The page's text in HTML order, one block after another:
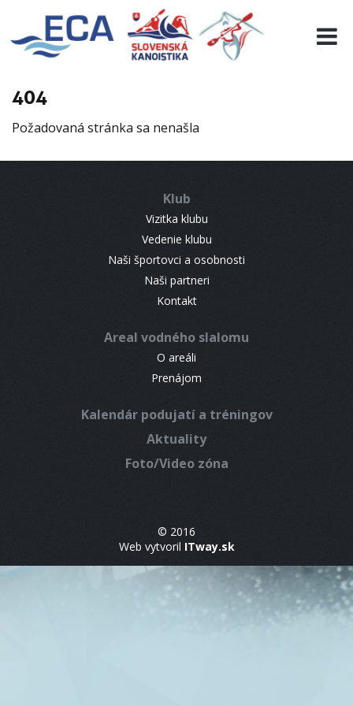
404
Požadovaná stránka sa nenašla
Klub
Vizitka klubu
Vedenie klubu
Naši športovci a osobnosti
Naši partneri
Kontakt
Areal vodného slalomu
O areáli
Prenájom
Kalendár podujatí a tréningov
Aktuality
Foto/Video zóna
© 2016
Web vytvoril ITway.sk
EURO 19
INFO
RESULTS
CONTACT